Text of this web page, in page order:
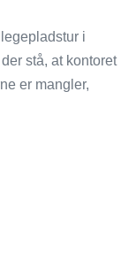
i
stå, at kontoret
er mangler,